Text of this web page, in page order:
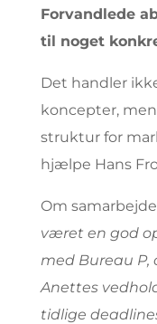
Forvandlede
til noget
Det handler
koncepter,
struktur for
hjælpe Hans
Om
været en god
med Bureau
Anettes
tidlige